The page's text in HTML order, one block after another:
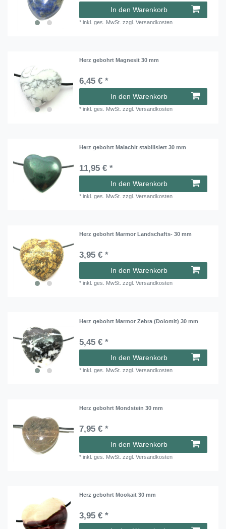
In den Warenkorb
*inkl. ges. MwSt. zzgl.Versandkosten
Herz gebohrt Magnesit 30 mm
6,45 € *
In den Warenkorb
*inkl. ges. MwSt. zzgl.Versandkosten
Herz gebohrt Malachit stabilisiert 30 mm
11,95 € *
In den Warenkorb
*inkl. ges. MwSt. zzgl.Versandkosten
Herz gebohrt Marmor Landschafts- 30 mm
3,95 € *
In den Warenkorb
*inkl. ges. MwSt. zzgl.Versandkosten
Herz gebohrt Marmor Zebra (Dolomit) 30 mm
5,45 € *
In den Warenkorb
*inkl. ges. MwSt. zzgl.Versandkosten
Herz gebohrt Mondstein 30 mm
7,95 € *
In den Warenkorb
*inkl. ges. MwSt. zzgl.Versandkosten
Herz gebohrt Mookait 30 mm
3,95 € *